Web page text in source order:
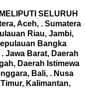
SELURUH
Aceh, . Sumatera
Riau, Jambi,
Bangka
Jawa Barat, Daerah
Daerah Istimewa
Bali, . Nusa
Kalimantan,